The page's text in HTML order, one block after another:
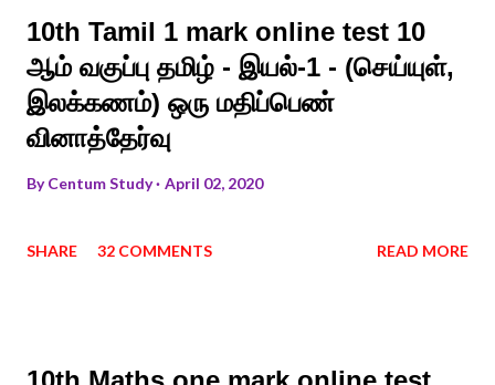
10th Tamil 1 mark online test 10
ஆம் வகுப்பு தமிழ் - இயல்-1 - (செய்யுள்,
இலக்கணம்) ஒரு மதிப்பெண்
வினாத்தேர்வு
ByCentum Study April 02, 2020
SHARE 32 COMMENTS READ MORE